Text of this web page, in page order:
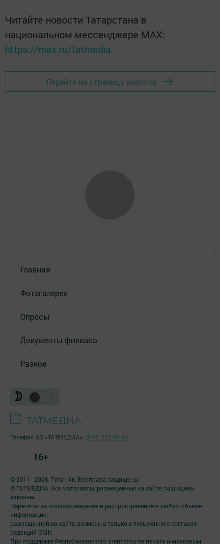
Читайте новости Татарстана в
национальном мессенджере MАХ:
https://max.ru/tatmedia
Перейти на страницу новости
Главная
Фотогалереи
Опросы
Документы филиала
Разное
© 2011 - 2026. Туган як. Все права защищены.
© ТАТМЕДИА. Все материалы, размещенные на сайте, защищены
законом.
Перепечатка, воспроизведение и распространение в любом объеме
информации,
размещенной на сайте, возможна только с письменного согласия
редакций СМИ.
При поддержке Республиканского агентства по печати и массовым
Телефон АО «ТАТМЕДИА»: (843) 222 09 84
16+